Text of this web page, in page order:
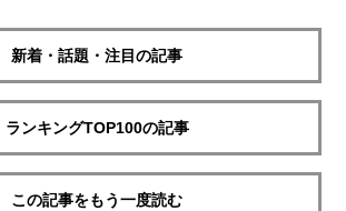
新着・話題・注目の記事
ランキングTOP100の記事
この記事をもう一度読む